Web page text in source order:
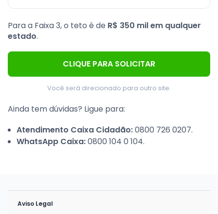
Para a Faixa 3, o teto é de R$ 350 mil em qualquer
estado.
CLIQUE PARA SOLICITAR
Você será direcionado para outro site.
Ainda tem dúvidas? Ligue para:
Atendimento Caixa Cidadão:0800 726 0207.
WhatsApp Caixa:0800 104 0 104.
Aviso Legal